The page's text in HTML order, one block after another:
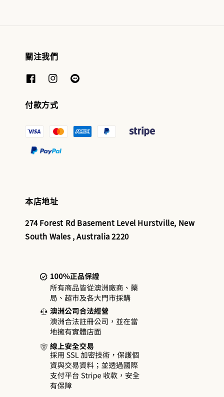
關注我們
付款方式
本店地址
274 Forest Rd Basement Level Hurstville, New
South Wales , Australia 2220